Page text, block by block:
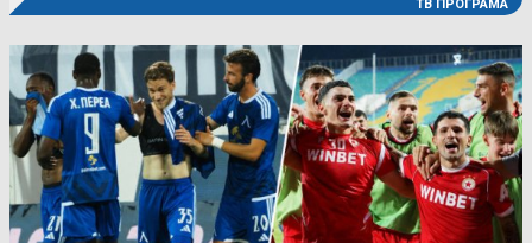
ТВ ПРОГРАМА